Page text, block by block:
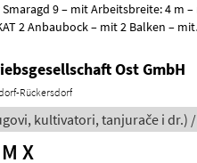
2 Anbaubock – mit 2 Balken – mit
Ost GmbH
Rückersdorf
kultivatori, tanjurače i dr.) /
X